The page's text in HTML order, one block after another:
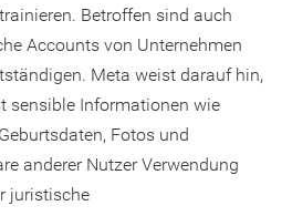
Betroffen sind auch
Accounts von Unternehmen
Meta weist darauf hin,
sensible Informationen wie
Fotos und
anderer Nutzer Verwendung
juristische